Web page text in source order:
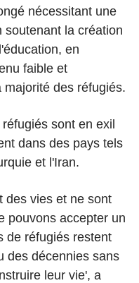
nécessitant une
soutenant la création
en
faible et
des réfugiés.
sont en exil
dans des pays tels
et l'Iran.
des vies et ne sont
pouvons accepter un
de réfugiés restent
des décennies sans
leur vie', a